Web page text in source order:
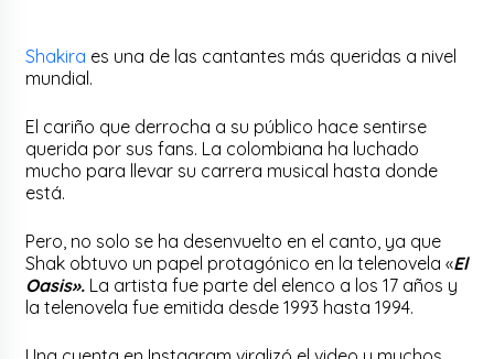
Shakira es una de las cantantes más queridas a nivel
mundial.
El cariño que derrocha a su público hace sentirse
querida por sus fans. La colombiana ha luchado
mucho para llevar su carrera musical hasta donde
está.
Pero, no solo se ha desenvuelto en el canto, ya que
Shak obtuvo un papel protagónico en la telenovela «El
Oasis». La artista fue parte del elenco a los 17 años y
la telenovela fue emitida desde 1993 hasta 1994.